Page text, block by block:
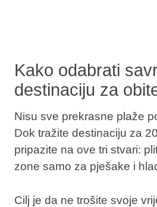
Kako odabrati
destinaciju za
Nisu sve prekrasne plaže
Dok tražite destinaciju za
pripazite na ove tri stvari:
zone samo za pješake i
Cilj je da ne trošite svoje